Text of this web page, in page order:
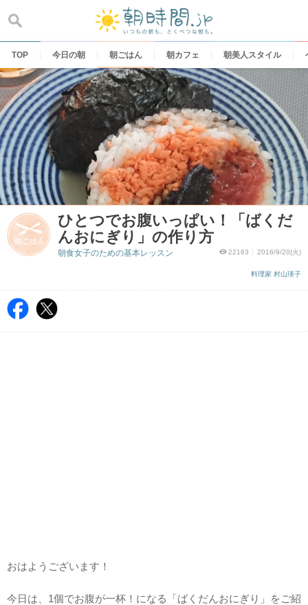
content
TOP 今日の朝 朝ごはん 朝カフェ 朝美人スタイル
ひとつでお腹いっぱい！「ばくだ
んおにぎり」の作り方
22163 2016/9/20(火)
料理家 村山瑛子
朝食女子のための基本レッスン
おはようございます！
今日は、1個でお腹が一杯！になる「ばくだんおにぎり」をご紹